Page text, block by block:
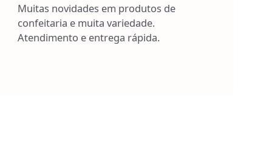
Muitas novidades em produtos de
confeitaria e muita variedade.
Atendimento e entrega rápida.